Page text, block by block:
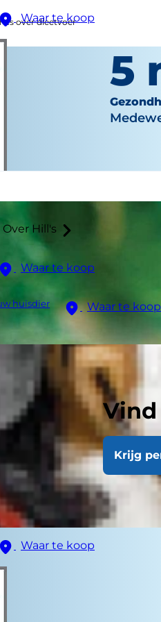
Waar te koop
Over Hill's
Waar te koop
huisdier Waar te koop
Krijg
Waar te koop
over dieetvoer
5